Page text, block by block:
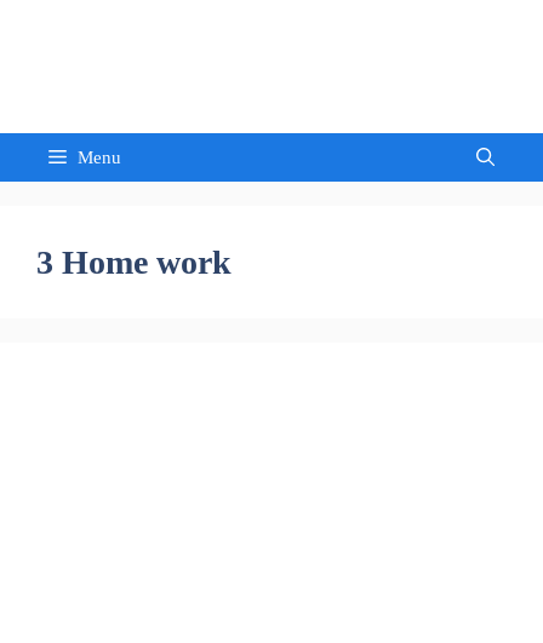
Menu
3 Home work